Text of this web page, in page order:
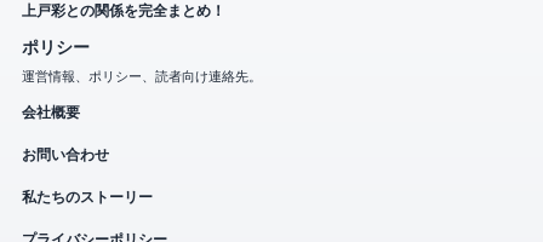
上戸彩との関係を完全まとめ！
ポリシー
運営情報、ポリシー、読者向け連絡先。
会社概要
お問い合わせ
私たちのストーリー